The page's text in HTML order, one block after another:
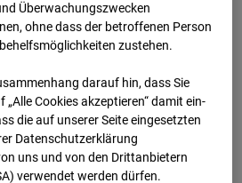
07:35
Überwachungszwecken
ohne dass der betroffenen Person
zustehen.
darauf hin, dass Sie
„Alle Cookies akzeptieren“ damit ein­
die auf unserer Seite eingesetzten
Datenschutzerklärung
uns und von den Drittanbietern
verwendet werden dürfen.